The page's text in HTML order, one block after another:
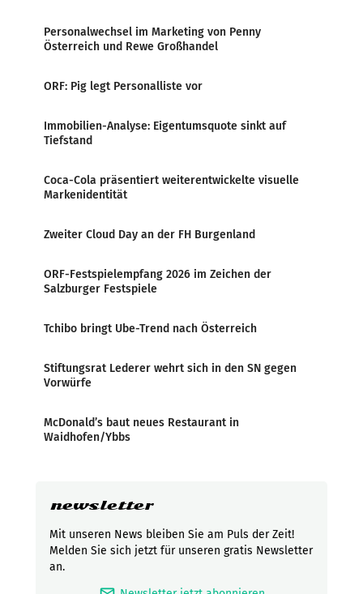
Personalwechsel im Marketing von Penny
Österreich und Rewe Großhandel
ORF: Pig legt Personalliste vor
Immobilien-Analyse: Eigentumsquote sinkt auf
Tiefstand
Coca-Cola präsentiert weiterentwickelte visuelle
Markenidentität
Zweiter Cloud Day an der FH Burgenland
ORF-Festspielempfang 2026 im Zeichen der
Salzburger Festspiele
Tchibo bringt Ube-Trend nach Österreich
Stiftungsrat Lederer wehrt sich in den SN gegen
Vorwürfe
McDonald’s baut neues Restaurant in
Waidhofen/Ybbs
newsletter
Mit unseren News bleiben Sie am Puls der Zeit!
Melden Sie sich jetzt für unseren gratis Newsletter
an.